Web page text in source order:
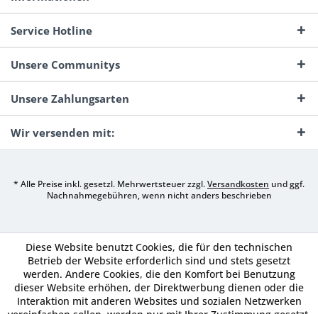
Service Hotline
Unsere Communitys
Unsere Zahlungsarten
Wir versenden mit:
* Alle Preise inkl. gesetzl. Mehrwertsteuer zzgl.Versandkosten und ggf.
Nachnahmegebühren, wenn nicht anders beschrieben
Diese Website benutzt Cookies, die für den technischen
Betrieb der Website erforderlich sind und stets gesetzt
werden. Andere Cookies, die den Komfort bei Benutzung
dieser Website erhöhen, der Direktwerbung dienen oder die
Interaktion mit anderen Websites und sozialen Netzwerken